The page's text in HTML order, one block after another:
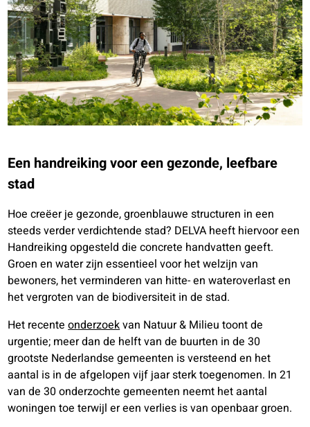
Een handreiking voor een gezonde, leefbare
stad
Hoe creëer je gezonde, groenblauwe structuren in een
steeds verder verdichtende stad? DELVA heeft hiervoor een
Handreiking opgesteld die concrete handvatten geeft.
Groen en water zijn essentieel voor het welzijn van
bewoners, het verminderen van hitte- en wateroverlast en
het vergroten van de biodiversiteit in de stad.
Het recenteonderzoekvan Natuur & Milieu toont de
urgentie; meer dan de helft van de buurten in de 30
grootste Nederlandse gemeenten is versteend en het
aantal is in de afgelopen vijf jaar sterk toegenomen. In 21
van de 30 onderzochte gemeenten neemt het aantal
woningen toe terwijl er een verlies is van openbaar groen.